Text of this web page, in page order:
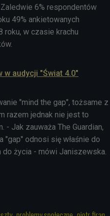
6% respondentów
49% ankietowanych
roku, w czasie krachu
audycji "Świat 4.0"
"mind the gap", tożsame z
razem jednak nie jest to
Jak zauważa The Guardian,
"gap" odnosi się właśnie do
do życia - mówi Janiszewska.